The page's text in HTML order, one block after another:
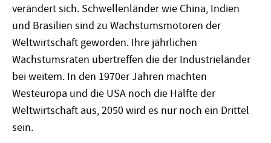
verändert sich. Schwellenländer wie China, Indien
und Brasilien sind zu Wachstumsmotoren der
Weltwirtschaft geworden. Ihre jährlichen
Wachstumsraten übertreffen die der Industrieländer
bei weitem. In den 1970er Jahren machten
Westeuropa und die USA noch die Hälfte der
Weltwirtschaft aus, 2050 wird es nur noch ein Drittel
sein.